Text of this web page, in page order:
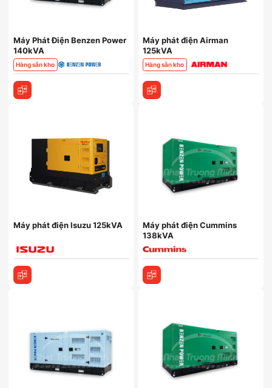
Máy Phát Điện Benzen Power
140kVA
Hàng sẵn kho
Máy phát điện Airman
125kVA
Hàng sẵn kho
Máy phát điện Isuzu 125kVA
Máy phát điện Cummins
138kVA